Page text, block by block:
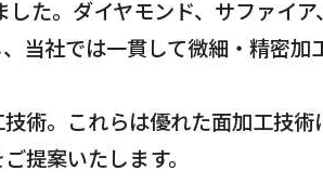
た。ダイヤモンド、サファイ
当社では一貫して微細・精密
術。これらは優れた面加工技
提案いたします。